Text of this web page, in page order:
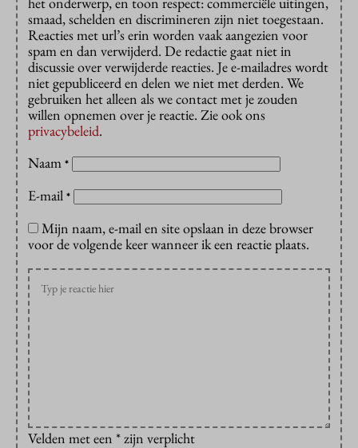
smaad, schelden en discrimineren zijn niet toegestaan.
Reacties met url’s erin worden vaak aangezien voor
spam en dan verwijderd. De redactie gaat niet in
discussie over verwijderde reacties. Je e-mailadres wordt
niet gepubliceerd en delen we niet met derden. We
gebruiken het alleen als we contact met je zouden
willen opnemen over je reactie. Zie ook ons
privacybeleid.
Naam *
E-mail *
Mijn naam, e-mail en site opslaan in deze browser
voor de volgende keer wanneer ik een reactie plaats.
Velden met een * zijn verplicht